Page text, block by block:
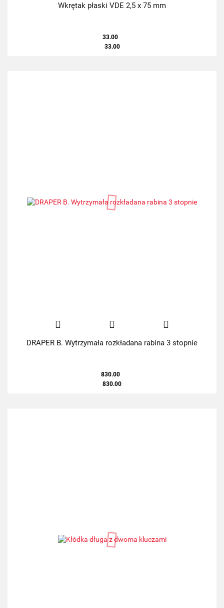
Wkrętak płaski VDE 2,5 x 75 mm
33.00
33.00
DRAPER B. Wytrzymała rozkładana rabina 3 stopnie
830.00
830.00